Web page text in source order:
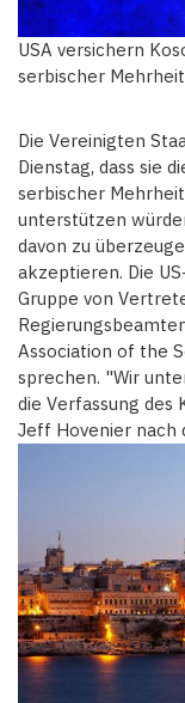
USA versichern
serbischer
Die Vereinigten
Dienstag, dass sie
serbischer
unterstützen
davon zu
akzeptieren. Die
Gruppe von
Association of the
sprechen. "Wir
die Verfassung
Jeff Hovenier nach